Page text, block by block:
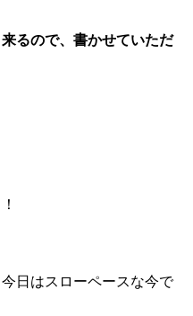
るので、書かせていただ
日はスローペースな今で